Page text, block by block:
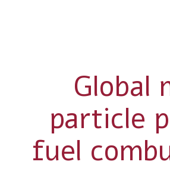
particle
fuel